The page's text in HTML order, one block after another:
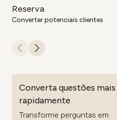
Reserva
Converter potenciais clientes
Converta questões mais
rapidamente
Transforme perguntas em